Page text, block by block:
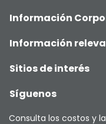
Información
Información
Sitios de interés
Síguenos
Consulta los costos y